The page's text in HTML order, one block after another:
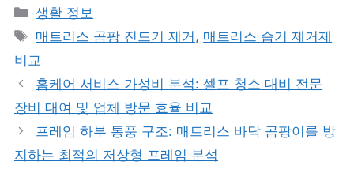
카
테
고
리
생활 정보
태
그
매트리스 곰팡 진드기 제거 , 매트리스 습기 제거제
비교
홈케어 서비스 가성비 분석: 셀프 청소 대비 전문
장비 대여 및 업체 방문 효율 비교
프레임 하부 통풍 구조: 매트리스 바닥 곰팡이를 방
지하는 최적의 저상형 프레임 분석